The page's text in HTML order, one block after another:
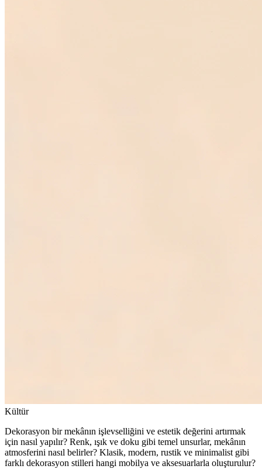
Kültür
Dekorasyon bir mekânın işlevselliğini ve estetik değerini artırmak
için nasıl yapılır? Renk, ışık ve doku gibi temel unsurlar, mekânın
atmosferini nasıl belirler? Klasik, modern, rustik ve minimalist gibi
farklı dekorasyon stilleri hangi mobilya ve aksesuarlarla oluşturulur?